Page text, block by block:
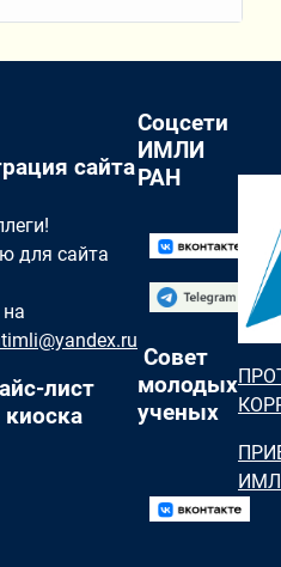
сайта
для сайта
лист
Соцсети
ИМЛИ
РАН
Совет
молодых
ученых